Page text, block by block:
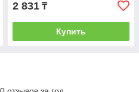
2 831 ₸
Купить